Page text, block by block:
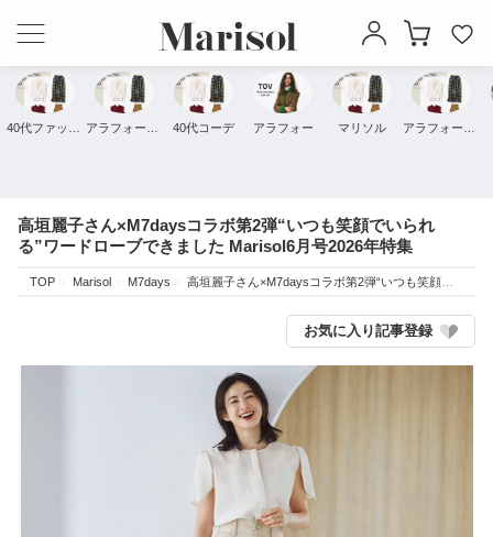
40代コーデ アラフォー マリソル
高垣麗子さん×M7daysコラボ第2弾“いつも笑顔でいられ
る”ワードローブできました Marisol6月号2026年特集
TOP Marisol M7days 高垣麗子さん×M7daysコラボ第2弾“いつも笑顔でいられる”ワードローブできました Marisol6月号2026年特集
お気に入り記事登録